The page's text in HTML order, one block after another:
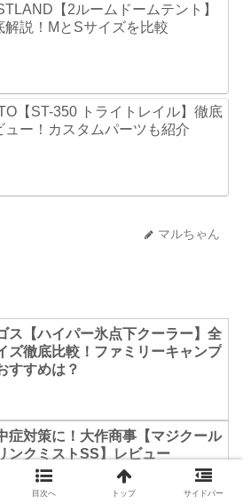
【2ルームドームテント】
解説！MとSサイズを比較
【ST-350 トライトレイル】徹底
ュー！カスタムパーツも紹介
マルちゃん
ス【ハイパー氷点下クーラー】全
ズ徹底比較！ファミリーキャンプ
すすめは？
症対策に！大作商事【マジクール
ンクミストSS】レビュー
目次へ トップ サイドバー